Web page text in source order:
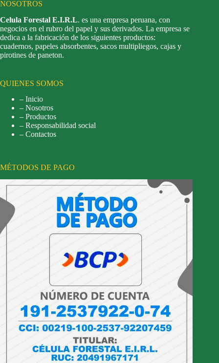
NOSOTROS
Celula Forestal E.I.R.L. es una empresa peruana, con
negocios en el rubro del papel y sus derivados. La empresa se
dedica a la fabricación de los siguientes productos:
cuadernos, papeles absorbentes, sacos multipliegos, cajas y
pirotines de paneton.
QUIENES SOMOS
– Inicio
– Nosotros
– Productos
– Responsabilidad social
– Contactos
MÉTODOS DE PAGO